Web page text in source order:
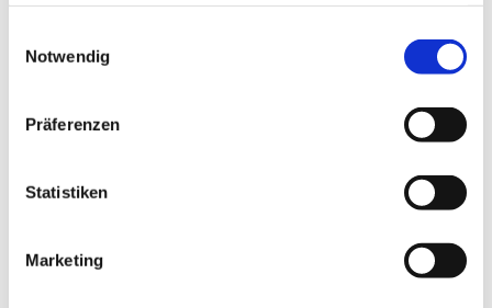
Notwendig
Präferenzen
Statistiken
Marketing